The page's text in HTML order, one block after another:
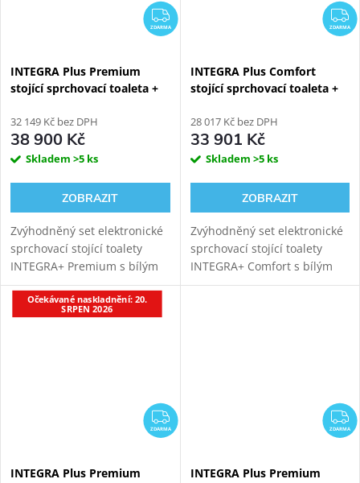
ZDARMA
ZDARMA
INTEGRA Plus Premium
stojící sprchovací toaleta +
32 149 Kč bez DPH
38 900 Kč
Skladem >5 ks
ZOBRAZIT
Zvýhodněný set elektronické
sprchovací stojící toalety
INTEGRA+ Premium s bílým
sanitárním modulem pro
stojící WC. Možnost napojení
odpadu ze stěny nebo z
ZDARMA
INTEGRA Plus Comfort
stojící sprchovací toaleta +
28 017 Kč bez DPH
33 901 Kč
Skladem >5 ks
ZOBRAZIT
Zvýhodněný set elektronické
sprchovací stojící toalety
INTEGRA+ Comfort s bílým
sanitárním modulem pro
Očekávané naskladnění: 20.
SRPEN 2026
ZDARMA
ZDARMA
INTEGRA Plus Premium
ZDARMA
INTEGRA Plus Premium